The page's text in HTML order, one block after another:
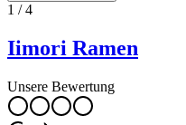
1 /4
Iimori Ramen
Unsere Bewertung